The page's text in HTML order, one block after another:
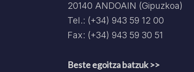
20140 ANDOAIN (Gipuzkoa)
Tel.: (+34) 943 59 12 00
Fax: (+34) 943 59 30 51
Beste egoitza batzuk >>